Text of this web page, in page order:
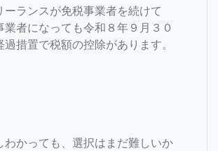
ーランスが免税事業者を続けて
業者になっても令和８年９月３０
過措置で税額の控除があります。
わかっても、選択はまだ難しいか